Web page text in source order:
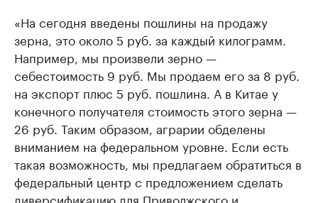
«На сегодня введены пошлины на продажу
зерна, это около 5 руб. за каждый килограмм.
Например, мы произвели зерно —
себестоимость 9 руб. Мы продаем его за 8 руб.
на экспорт плюс 5 руб. пошлина. А в Китае у
конечного получателя стоимость этого зерна —
26 руб. Таким образом, аграрии обделены
вниманием на федеральном уровне. Если есть
такая возможность, мы предлагаем обратиться в
федеральный центр с предложением сделать
диверсификацию для Приволжского и